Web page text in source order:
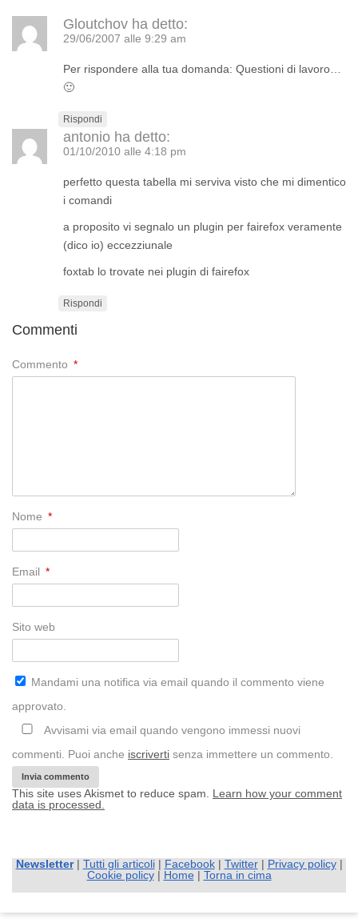
Gloutchov ha detto:
29/06/2007 alle 9:29 am
Per rispondere alla tua domanda: Questioni di lavoro…
🙂
Rispondi
antonio ha detto:
01/10/2010 alle 4:18 pm
perfetto questa tabella mi serviva visto che mi dimentico
i comandi
a proposito vi segnalo un plugin per fairefox veramente
(dico io) eccezziunale
foxtab lo trovate nei plugin di fairefox
Rispondi
Commenti
Commento *
Nome *
Email *
Sito web
Mandami una notifica via email quando il commento viene
approvato.
Avvisami via email quando vengono immessi nuovi
commenti. Puoi anche iscriverti senza immettere un commento.
This site uses Akismet to reduce spam. Learn how your comment
data is processed.
Newsletter| Tutti gli articoli| Facebook| Twitter| Privacy policy|
Cookie policy| Home| Torna in cima